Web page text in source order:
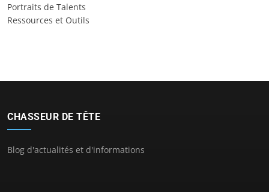
Portraits de Talents
Ressources et Outils
CHASSEUR DE TÊTE
Blog d'actualités et d'informations